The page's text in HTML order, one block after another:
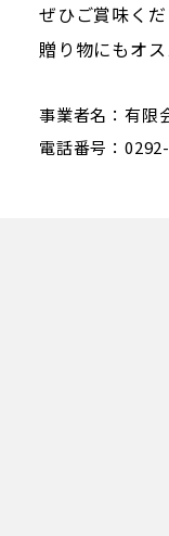
ぜひご賞味くだ
贈り物にもオス
事業者名：有
電話番号：